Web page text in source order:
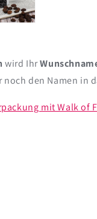
wird Ihr
den Namen
mit Walk of